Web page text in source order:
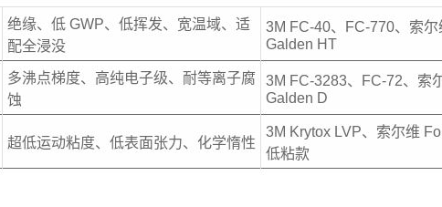
绝缘、低 GWP、低挥发、宽温域、适
配全浸没
3M FC-40、FC-770、索尔
Galden HT
多沸点梯度、高纯电子级、耐等离子腐
蚀
3M FC-3283、FC-72、索
Galden D
超低运动粘度、低表面张力、化学惰性
3M Krytox LVP、索尔维
低粘款